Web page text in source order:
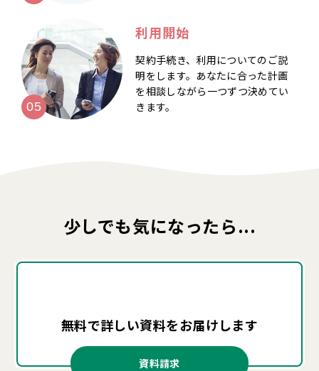
利用開始
契約手続き、利用についてのご説
明をします。あなたに合った計画
を相談しながら一つずつ決めてい
きます。
少しでも気になったら...
無料で詳しい資料をお届けします
資料請求